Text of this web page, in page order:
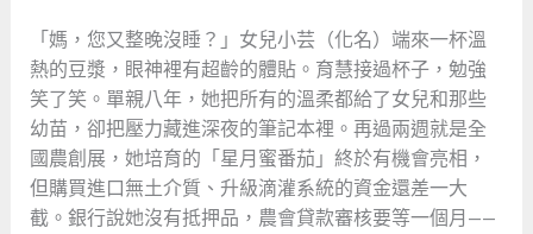
「媽，您又整晚沒睡？」女兒小芸（化名）端來一杯溫
熱的豆漿，眼神裡有超齡的體貼。育慧接過杯子，勉強
笑了笑。單親八年，她把所有的溫柔都給了女兒和那些
幼苗，卻把壓力藏進深夜的筆記本裡。再過兩週就是全
國農創展，她培育的「星月蜜番茄」終於有機會亮相，
但購買進口無土介質、升級滴灌系統的資金還差一大
截。銀行說她沒有抵押品，農會貸款審核要等一個月——